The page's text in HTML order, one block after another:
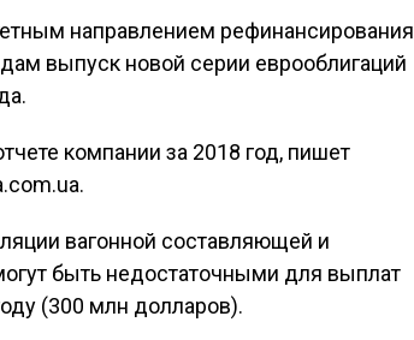
направлением рефинансирования
выпуск новой серии еврооблигаций
компании за 2018 год, пишет
вагонной составляющей и
быть недостаточными для выплат
(300 млн долларов).